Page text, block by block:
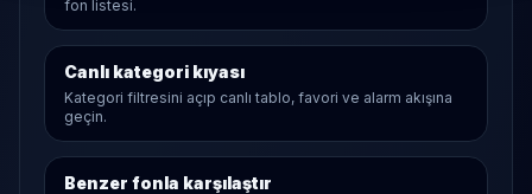
fon listesi.
Canlı kategori kıyası
Kategori filtresini açıp canlı tablo, favori ve alarm akışına
geçin.
Benzer fonla karşılaştır